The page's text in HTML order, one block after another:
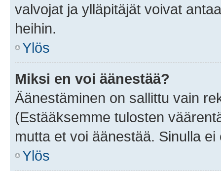
valvojat ja ylläpitäjät voivat
heihin.
Ylös
Miksi en voi äänestää?
Äänestäminen on sallittu vain
(Estääksemme tulosten
mutta et voi äänestää. Sinulla
Ylös